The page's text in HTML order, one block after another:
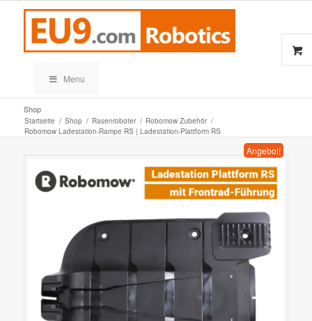
Menu
Shop
Startseite / Shop / Rasenroboter / Robomow Zubehör /
Robomow Ladestation-Rampe RS | Ladestation-Plattform RS
Angebot!